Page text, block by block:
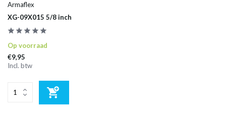
Armaflex
XG-09X015 5/8 inch
Op voorraad
€9,95
Incl. btw